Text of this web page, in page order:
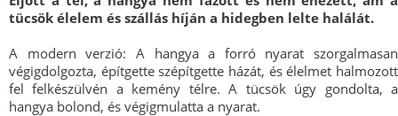
tücsök élelem és szállás híján a hidegben lelte halálát.
A modern verzió: A hangya a forró nyarat szorgalmasan
végigdolgozta, építgette szépítgette házát, és élelmet halmozott
fel felkészülvén a kemény télre. A tücsök úgy gondolta, a
hangya bolond, és végigmulatta a nyarat.